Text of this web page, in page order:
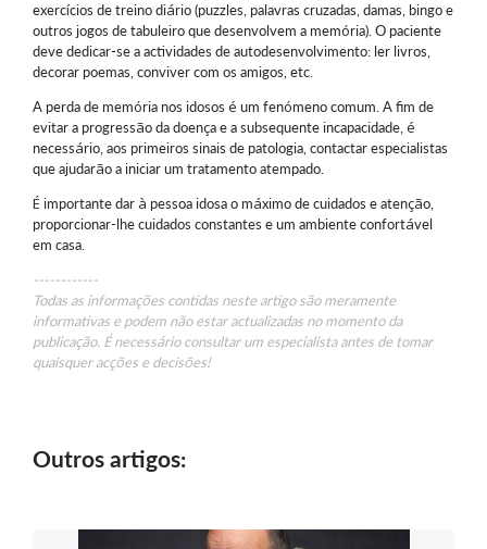
exercícios de treino diário (puzzles, palavras cruzadas, damas, bingo e
outros jogos de tabuleiro que desenvolvem a memória). O paciente
deve dedicar-se a actividades de autodesenvolvimento: ler livros,
decorar poemas, conviver com os amigos, etc.
A perda de memória nos idosos é um fenómeno comum. A fim de
evitar a progressão da doença e a subsequente incapacidade, é
necessário, aos primeiros sinais de patologia, contactar especialistas
que ajudarão a iniciar um tratamento atempado.
É importante dar à pessoa idosa o máximo de cuidados e atenção,
proporcionar-lhe cuidados constantes e um ambiente confortável
em casa.
------------
Todas as informações contidas neste artigo são meramente
informativas e podem não estar actualizadas no momento da
publicação. É necessário consultar um especialista antes de tomar
quaisquer acções e decisões!
Outros artigos: